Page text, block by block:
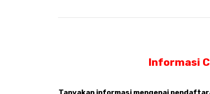
Informasi